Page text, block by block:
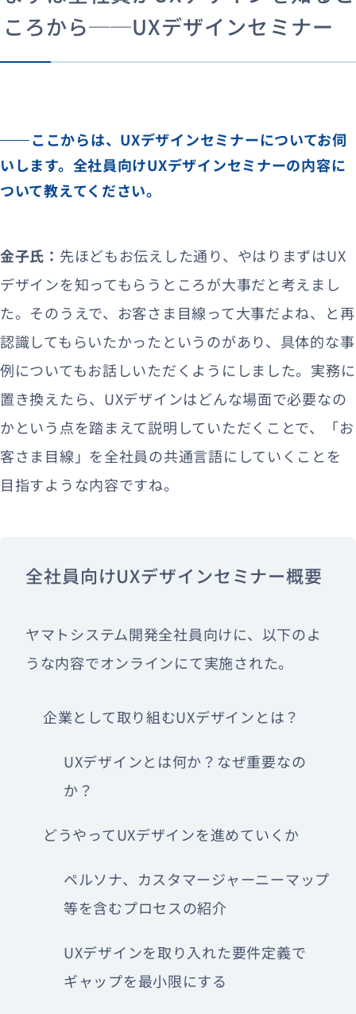
ころから──UXデザインセミナー
ここからは、UXデザインセミナーについてお伺
いします。全社員向けUXデザインセミナーの内容に
ついて教えてください。
金子氏： 先ほどもお伝えした通り、やはりまずはUX
デザインを知ってもらうところが大事だと考えまし
た。そのうえで、お客さま目線って大事だよね、と再
認識してもらいたかったというのがあり、具体的な事
例についてもお話しいただくようにしました。実務に
置き換えたら、UXデザインはどんな場面で必要なの
かという点を踏まえて説明していただくことで、「お
客さま目線」を全社員の共通言語にしていくことを
目指すような内容ですね。
全社員向けUXデザインセミナー概要
ヤマトシステム開発全社員向けに、以下のよ
うな内容でオンラインにて実施された。
企業として取り組むUXデザインとは？
UXデザインとは何か？なぜ重要なの
か？
どうやってUXデザインを進めていくか
ペルソナ、カスタマージャーニーマップ
等を含むプロセスの紹介
UXデザインを取り入れた要件定義で
ギャップを最小限にする